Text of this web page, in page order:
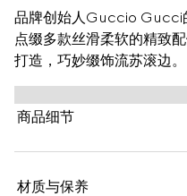
品牌创始人Guccio Gucci
点缀多款丝滑柔软的精致
打造，巧妙缀饰流苏滚边。
商品细节
材质与保养